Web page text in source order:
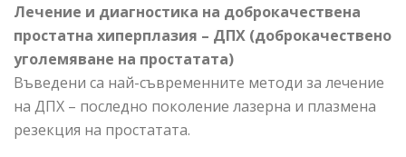
Лечение и диагностика на доброкачествена
простатна хиперплазия – ДПХ (доброкачествено
уголемяване на простатата)
Въведени са най-съвременните методи за лечение
на ДПХ – последно поколение лазерна и плазмена
резекция на простатата.